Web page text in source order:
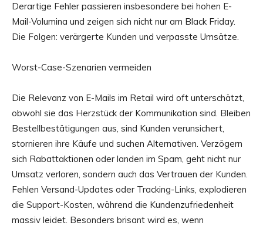
Derartige Fehler passieren insbesondere bei hohen E-
Mail-Volumina und zeigen sich nicht nur am Black Friday.
Die Folgen: verärgerte Kunden und verpasste Umsätze.
Worst-Case-Szenarien vermeiden
Die Relevanz von E-Mails im Retail wird oft unterschätzt,
obwohl sie das Herzstück der Kommunikation sind. Bleiben
Bestellbestätigungen aus, sind Kunden verunsichert,
stornieren ihre Käufe und suchen Alternativen. Verzögern
sich Rabattaktionen oder landen im Spam, geht nicht nur
Umsatz verloren, sondern auch das Vertrauen der Kunden.
Fehlen Versand-Updates oder Tracking-Links, explodieren
die Support-Kosten, während die Kundenzufriedenheit
massiv leidet. Besonders brisant wird es, wenn